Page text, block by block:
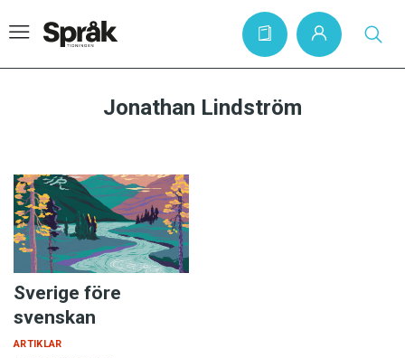
Artiklar
Krönikor
Språkfrågor
Skrivtips
Bokrecensioner
Kviss
Jonathan Lindström
Sverige före
svenskan
ARTIKLAR